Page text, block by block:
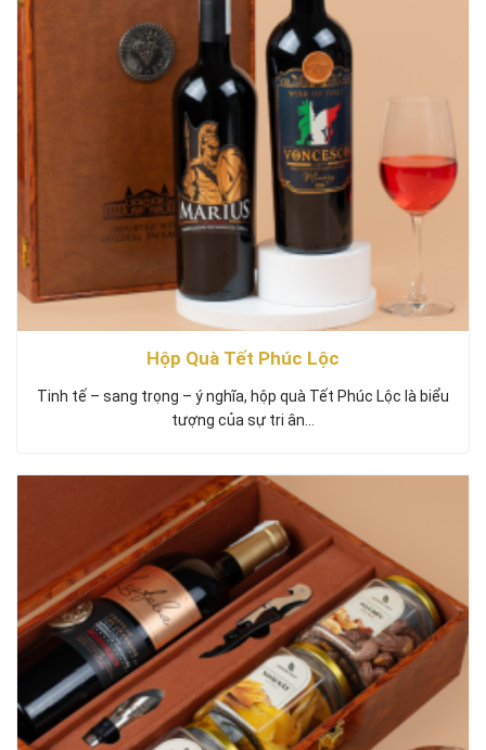
Hộp Quà Tết Phúc Lộc
Tinh tế – sang trọng – ý nghĩa, hộp quà Tết Phúc Lộc là biểu
tượng của sự tri ân…